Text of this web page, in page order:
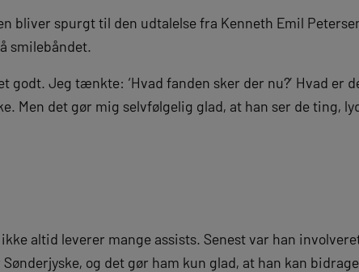
bliver spurgt til den udtalelse fra Kenneth Emil
smilebåndet.
godt. Jeg tænkte: ‘Hvad fanden sker der nu?’ Hvad er
Men det gør mig selvfølgelig glad, at han ser de ting,
altid leverer mange assists. Senest var han
og det gør ham kun glad, at han kan